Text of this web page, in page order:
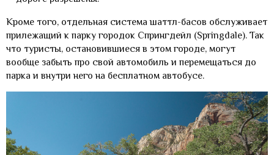
Кроме того, отдельная система шаттл-басов обслуживает
прилежащий к парку городок Спрингдейл (Springdale). Так
что туристы, остановившиеся в этом городе, могут
вообще забыть про свой автомобиль и перемещаться до
парка и внутри него на бесплатном автобусе.